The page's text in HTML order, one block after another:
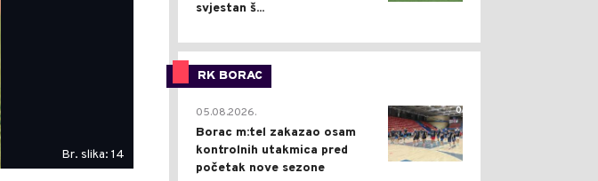
Br. slika: 14
svjestan š...
RK BORAC
0
05.08.2026.
Borac m:tel zakazao osam
kontrolnih utakmica pred
početak nove sezone